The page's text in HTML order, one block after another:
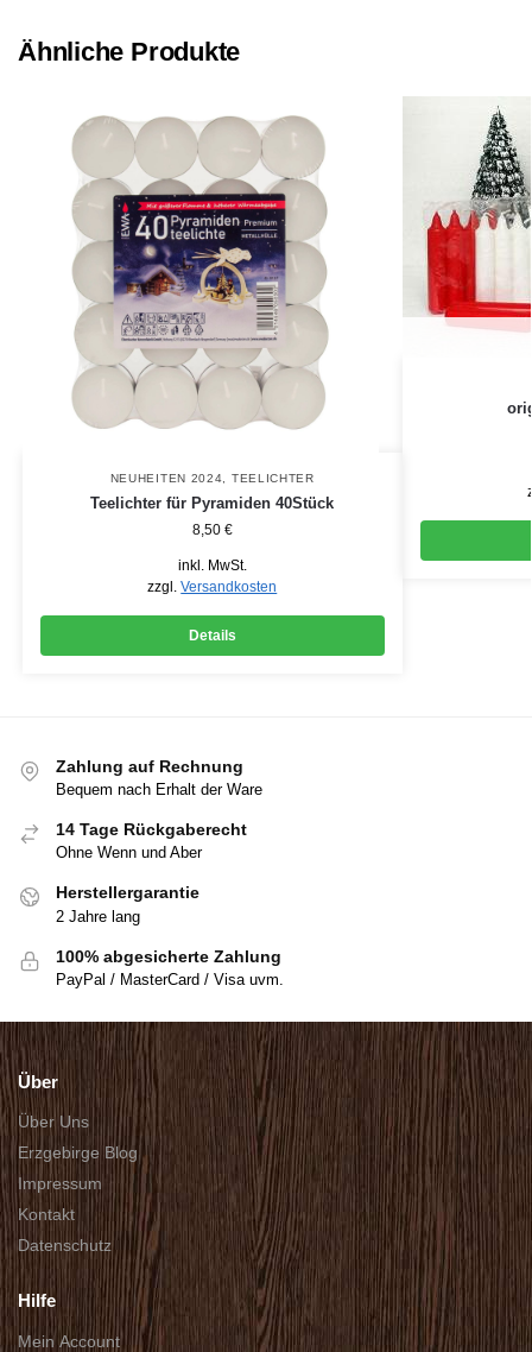
Ähnliche Produkte
NEUHEITEN 2024 TEELICHTER
Teelichter für Pyramiden 40Stück
8,50 €
inkl. MwSt.
zzgl.Versandkosten
Details
Zahlung auf Rechnung
Bequem nach Erhalt der Ware
14 Tage Rückgaberecht
Ohne Wenn und Aber
Herstellergarantie
2 Jahre lang
100% abgesicherte Zahlung
PayPal / MasterCard / Visa uvm.
Über
Über Uns
Erzgebirge Blog
Impressum
Kontakt
Datenschutz
Hilfe
Mein Account